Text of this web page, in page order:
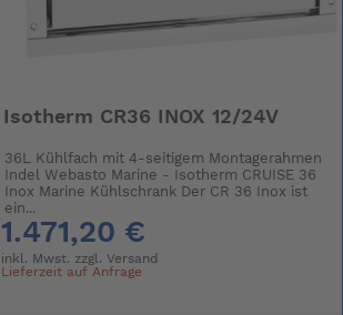
Isotherm CR36 INOX 12/24V
36L Kühlfach mit 4-seitigem Montagerahmen
Indel Webasto Marine - Isotherm CRUISE 36
Inox Marine Kühlschrank Der CR 36 Inox ist
ein...
1.471,20 €
inkl. Mwst. zzgl.Versand
Lieferzeit auf Anfrage